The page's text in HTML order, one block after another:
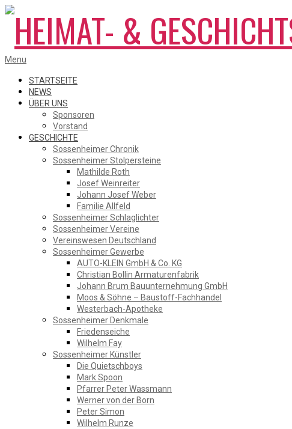
Skip
content
HEIMAT-
&
GESCHICHTSVEREIN
SOSSENHEIM
Primary
Menu
Menu
STARTSEITE
NEWS
ÜBER UNS
Sponsoren
Vorstand
GESCHICHTE
Sossenheimer Chronik
Sossenheimer Stolpersteine
Mathilde Roth
Josef Weinreiter
Johann Josef Weber
Familie Allfeld
Sossenheimer Schlaglichter
Sossenheimer Vereine
Vereinswesen Deutschland
Sossenheimer Gewerbe
AUTO-KLEIN GmbH & Co. KG
Christian Bollin Armaturenfabrik
Johann Brum Bauunternehmung GmbH
Moos & Söhne – Baustoff-Fachhandel
Westerbach-Apotheke
Sossenheimer Denkmale
Friedenseiche
Wilhelm Fay
Sossenheimer Künstler
Die Quietschboys
Mark Spoon
Pfarrer Peter Wassmann
Werner von der Born
Peter Simon
Wilhelm Runze